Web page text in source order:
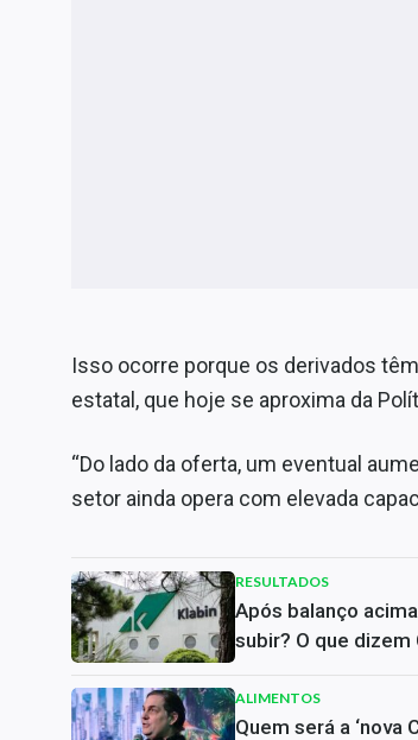
Isso ocorre porque os derivados
estatal, que hoje se aproxima da
“Do lado da oferta, um eventual
setor ainda opera com elevada
RESULTADOS
Após balanço
subir? O que dizem
ALIMENTOS
Quem será a ‘nova